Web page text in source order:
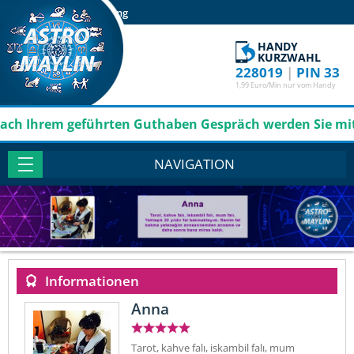
Login Registrierung
HANDY
KURZWAHL
228019 | PIN 33
1,99 Euro/Min nur vom Handy
geführten Guthaben Gespräch werden Sie mit
NAVIGATION
Informationen
Anna
Tarot, kahve falı, iskambil falı, mum